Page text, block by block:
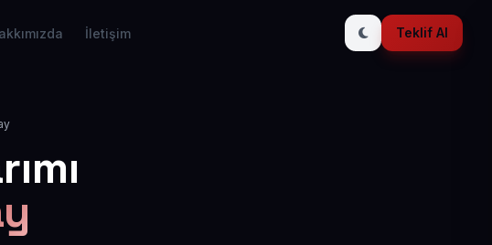
İletişim Teklif Al